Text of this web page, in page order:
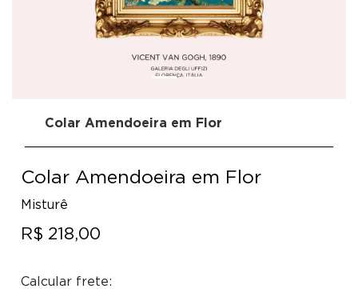
Colar Amendoeira em Flor
Colar Amendoeira em Flor
Misturê
R$ 218,00
Calcular frete: